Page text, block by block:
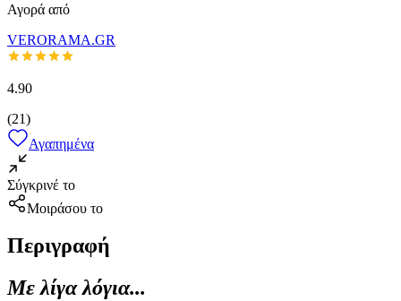
Αγορά από
VERORAMA.GR
4.90
(21)
Αγαπημένα
Σύγκρινέ το
Μοιράσου το
Περιγραφή
Με λίγα λόγια...